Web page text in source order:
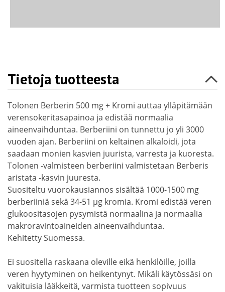
Tietoja tuotteesta
Tolonen Berberin 500 mg + Kromi auttaa ylläpitämään
verensokeritasapainoa ja edistää normaalia
aineenvaihduntaa. Berberiini on tunnettu jo yli 3000
vuoden ajan. Berberiini on keltainen alkaloidi, jota
saadaan monien kasvien juurista, varresta ja kuoresta.
Tolonen -valmisteen berberiini valmistetaan Berberis
aristata -kasvin juuresta.
Suositeltu vuorokausiannos sisältää 1000-1500 mg
berberiiniä sekä 34-51 µg kromia. Kromi edistää veren
glukoositasojen pysymistä normaalina ja normaalia
makroravintoaineiden aineenvaihduntaa.
Kehitetty Suomessa.
Ei suositella raskaana oleville eikä henkilöille, joilla
veren hyytyminen on heikentynyt. Mikäli käytössäsi on
vakituisia lääkkeitä, varmista tuotteen sopivuus